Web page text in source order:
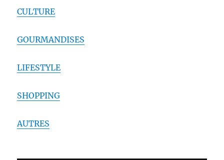
CULTURE
GOURMANDISES
LIFESTYLE
SHOPPING
AUTRES